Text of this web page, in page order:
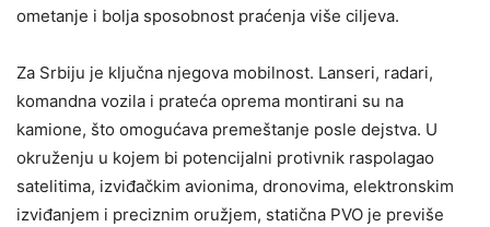
ometanje i bolja sposobnost praćenja više ciljeva.
Za Srbiju je ključna njegova mobilnost. Lanseri, radari,
komandna vozila i prateća oprema montirani su na
kamione, što omogućava premeštanje posle dejstva. U
okruženju u kojem bi potencijalni protivnik raspolagao
satelitima, izviđačkim avionima, dronovima, elektronskim
izviđanjem i preciznim oružjem, statična PVO je previše